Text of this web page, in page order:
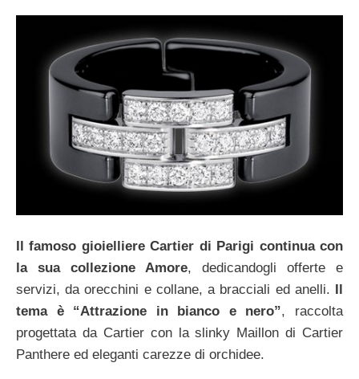
Il famoso gioielliere Cartier di Parigi continua con
la sua collezione Amore, dedicandogli offerte e
servizi, da orecchini e collane, a bracciali ed anelli.
tema è “Attrazione in bianco e nero”, raccolta
progettata da Cartier con la slinky Maillon di Cartier
Panthere ed eleganti carezze di orchidee.